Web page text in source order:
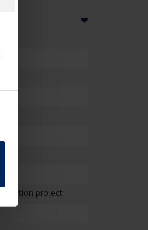
project